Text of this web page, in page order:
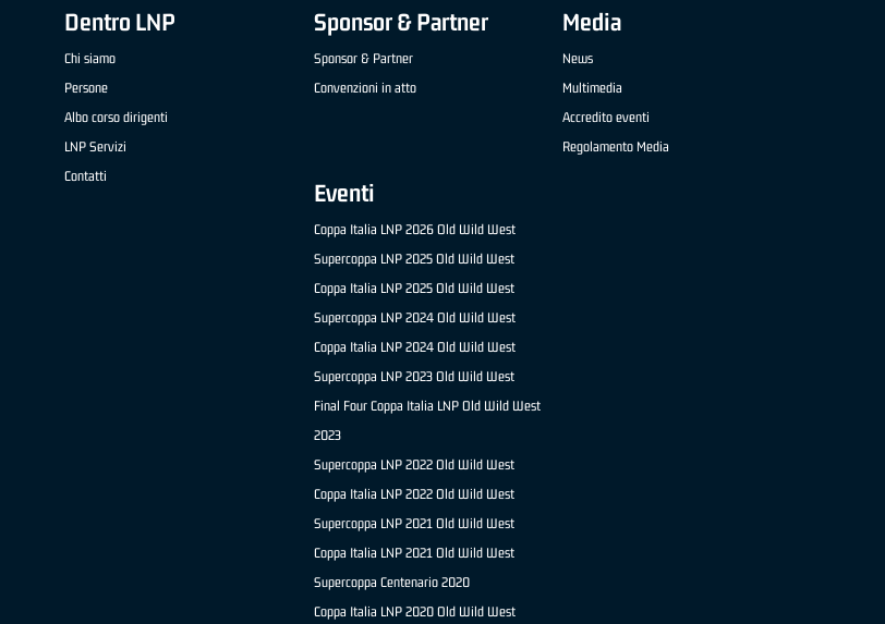
Dentro LNP
Chi siamo
Persone
Albo corso dirigenti
LNP Servizi
Contatti
Sponsor & Partner
Sponsor & Partner
Convenzioni in atto
Media
News
Multimedia
Accredito eventi
Regolamento Media
Eventi
Coppa Italia LNP 2026 Old Wild West
Supercoppa LNP 2025 Old Wild West
Coppa Italia LNP 2025 Old Wild West
Supercoppa LNP 2024 Old Wild West
Coppa Italia LNP 2024 Old Wild West
Supercoppa LNP 2023 Old Wild West
Final Four Coppa Italia LNP Old Wild West
2023
Supercoppa LNP 2022 Old Wild West
Coppa Italia LNP 2022 Old Wild West
Supercoppa LNP 2021 Old Wild West
Coppa Italia LNP 2021 Old Wild West
Supercoppa Centenario 2020
Coppa Italia LNP 2020 Old Wild West